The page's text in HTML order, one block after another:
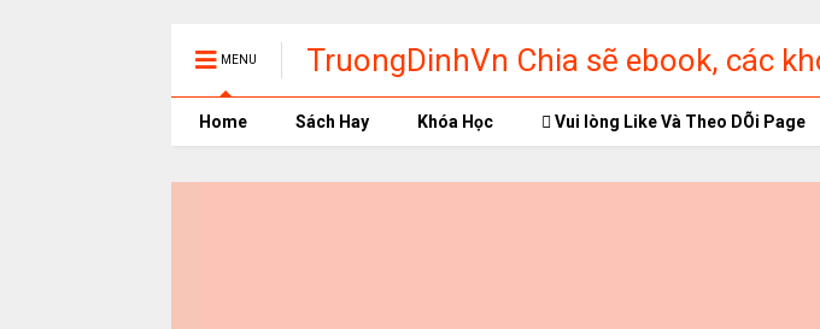
MENU
TruongDinhVn Chia sẽ ebook, các
phần mềm học tập miễn phí
Home Sách Hay Khóa Học Vui lòng Like Và Theo DÕi Page